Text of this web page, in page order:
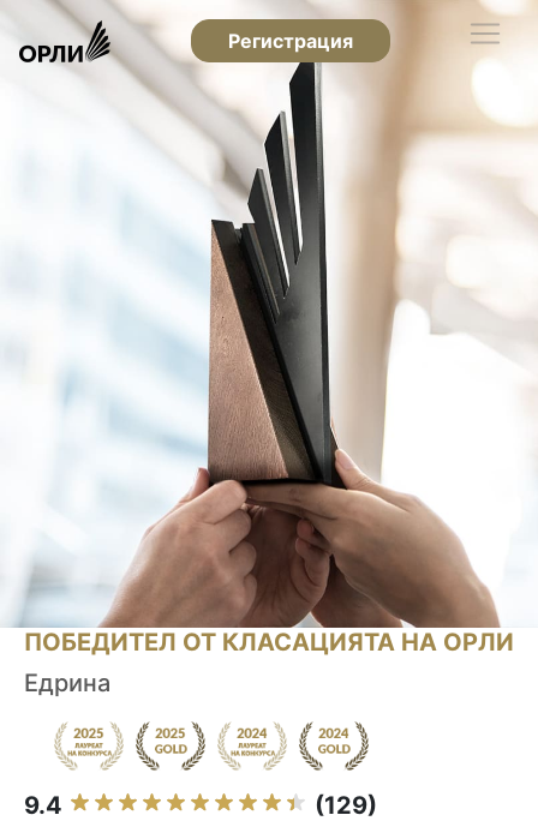
Регистрация
ПОБЕДИТЕЛ ОТ КЛАСАЦИЯТА НА ОРЛИ
Едрина
9.4 (129)